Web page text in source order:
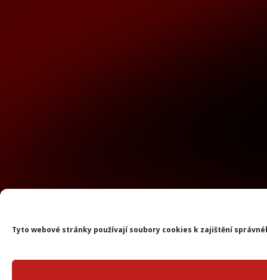
Tyto webové stránky používají soubory cookies k zajištění